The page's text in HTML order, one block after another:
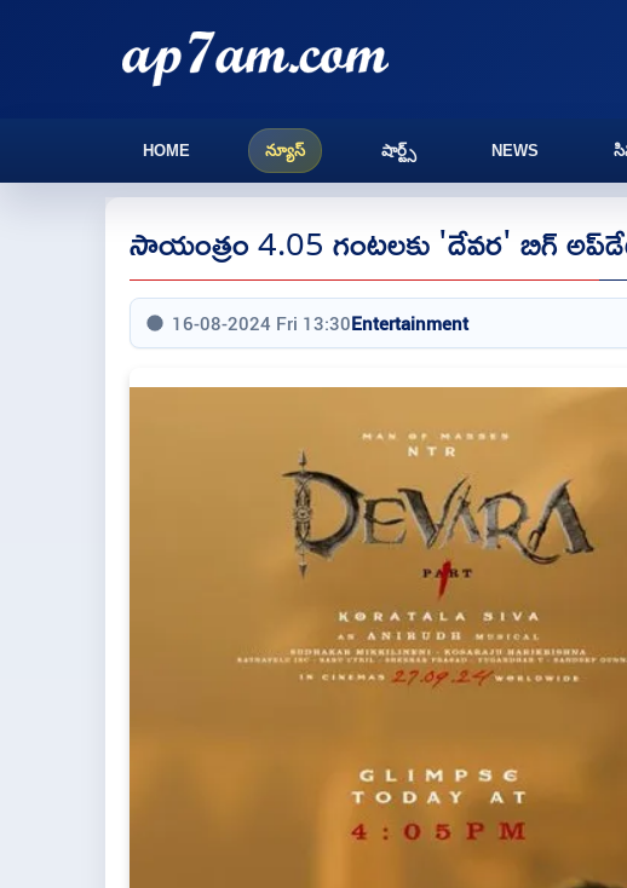
HOME న్యూస్ షార్ట్స్ NEWS
సాయంత్రం 4.05 గంట‌ల‌కు 'దేవ‌ర' బిగ్
16-08-2024 Fri 13:30Entertainment